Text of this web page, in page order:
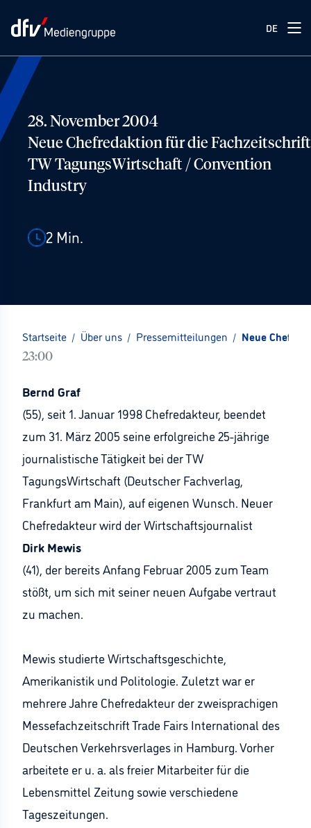
DE
28. November 2004
Neue Chefredaktion für die Fachzeitschrift
TW TagungsWirtschaft / Convention
Industry
2 Min.
Startseite / Über uns / Pressemitteilungen / Neue
23:00
Bernd Graf
(55), seit 1. Januar 1998 Chefredakteur, beendet
zum 31. März 2005 seine erfolgreiche 25-jährige
journalistische Tätigkeit bei der TW
TagungsWirtschaft (Deutscher Fachverlag,
Frankfurt am Main), auf eigenen Wunsch. Neuer
Chefredakteur wird der Wirtschaftsjournalist
Dirk Mewis
(41), der bereits Anfang Februar 2005 zum Team
stößt, um sich mit seiner neuen Aufgabe vertraut
zu machen.
Mewis studierte Wirtschaftsgeschichte,
Amerikanistik und Politologie. Zuletzt war er
mehrere Jahre Chefredakteur der zweisprachigen
Messefachzeitschrift Trade Fairs International des
Deutschen Verkehrsverlages in Hamburg. Vorher
arbeitete er u. a. als freier Mitarbeiter für die
Lebensmittel Zeitung sowie verschiedene
Tageszeitungen.